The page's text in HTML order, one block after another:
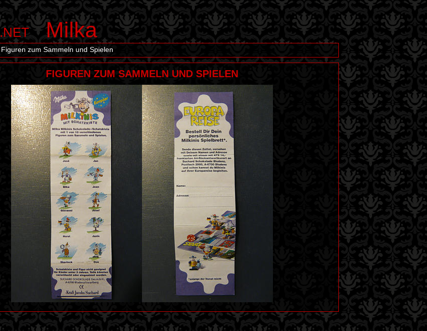
.NET Milka
Figuren zum Sammeln und Spielen
FIGUREN ZUM SAMMELN UND SPIELEN